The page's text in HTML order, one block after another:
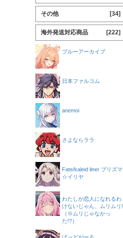
その他 [34]
海外発送対応商品 [222]
ブルーアーカイブ
日本ファルコム
anemoi
さよならララ
Fate/kaleid liner プリズマ
☆イリヤ
わたしが恋人になれるわ
けないじゃん、ムリムリ!
（※ムリじゃなかっ
た!?）